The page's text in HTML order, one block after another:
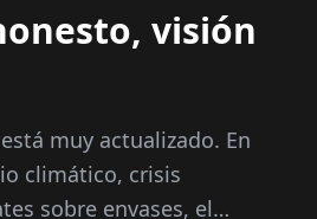
visión
muy actualizado. En
climático, crisis
sobre envases, el